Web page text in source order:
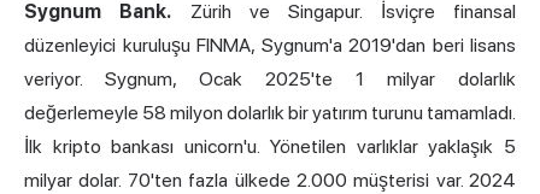
Sygnum Bank. Zürih ve Singapur. İsviçre finansal
düzenleyici kuruluşu FINMA, Sygnum'a 2019'dan beri lisans
veriyor. Sygnum, Ocak 2025'te 1 milyar dolarlık
değerlemeyle 58 milyon dolarlık bir yatırım turunu tamamladı.
İlk kripto bankası unicorn'u. Yönetilen varlıklar yaklaşık 5
milyar dolar. 70'ten fazla ülkede 2.000 müşterisi var. 2024